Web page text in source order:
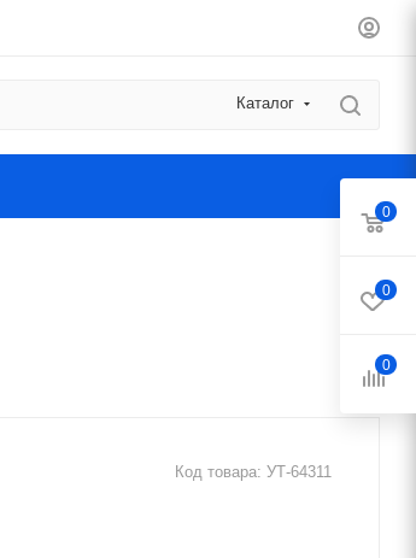
Каталог
Код товара: УТ-64311
0
0
0